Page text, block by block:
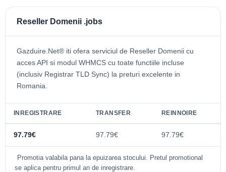
Reseller Domenii .jobs
Gazduire.Net® iti ofera serviciul de Reseller Domenii cu
acces API si modul WHMCS cu toate functiile incluse
(inclusiv Registrar TLD Sync) la preturi excelente in
Romania.
INREGISTRARE TRANSFER REINNOIRE
97.79€ 97.79€ 97.79€
Promotia valabila pana la epuizarea stocului. Pretul promotional
se aplica pentru primul an de inregistrare.